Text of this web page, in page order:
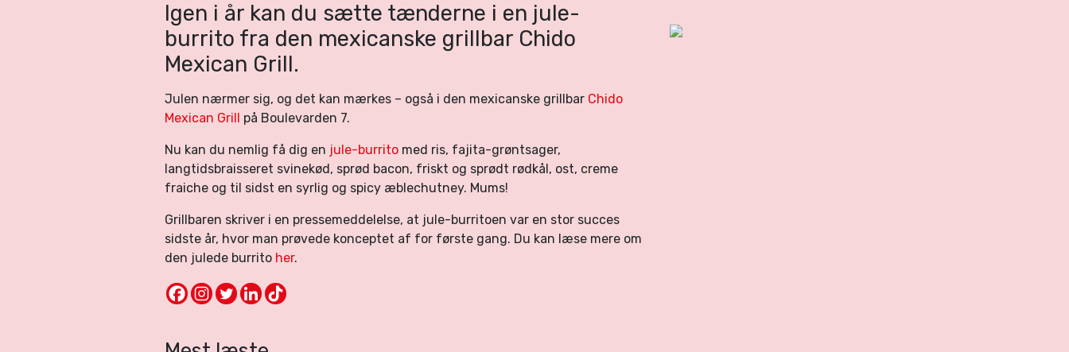
Igen i år kan du sætte tænderne i en jule-
burrito fra den mexicanske grillbar Chido
Mexican Grill.
Julen nærmer sig, og det kan mærkes – også i den mexicanske grillbar Chido
Mexican Grill på Boulevarden 7.
Nu kan du nemlig få dig en jule-burrito med ris, fajita-grøntsager,
langtidsbraisseret svinekød, sprød bacon, friskt og sprødt rødkål, ost, creme
fraiche og til sidst en syrlig og spicy æblechutney. Mums!
Grillbaren skriver i en pressemeddelelse, at jule-burritoen var en stor succes
sidste år, hvor man prøvede konceptet af for første gang. Du kan læse mere om
den julede burrito her.